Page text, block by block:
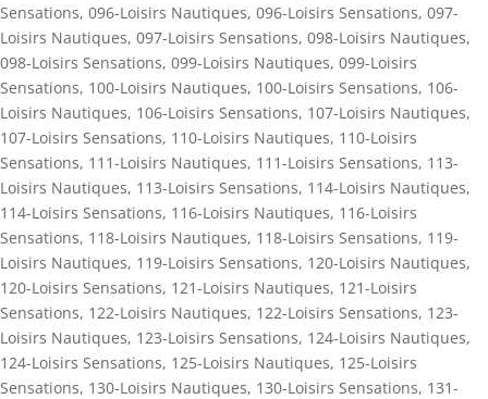
Sensations, 096-Loisirs Nautiques, 096-Loisirs Sensations, 097-
Loisirs Nautiques, 097-Loisirs Sensations, 098-Loisirs Nautiques,
098-Loisirs Sensations, 099-Loisirs Nautiques, 099-Loisirs
Sensations, 100-Loisirs Nautiques, 100-Loisirs Sensations, 106-
Loisirs Nautiques, 106-Loisirs Sensations, 107-Loisirs Nautiques,
107-Loisirs Sensations, 110-Loisirs Nautiques, 110-Loisirs
Sensations, 111-Loisirs Nautiques, 111-Loisirs Sensations, 113-
Loisirs Nautiques, 113-Loisirs Sensations, 114-Loisirs Nautiques,
114-Loisirs Sensations, 116-Loisirs Nautiques, 116-Loisirs
Sensations, 118-Loisirs Nautiques, 118-Loisirs Sensations, 119-
Loisirs Nautiques, 119-Loisirs Sensations, 120-Loisirs Nautiques,
120-Loisirs Sensations, 121-Loisirs Nautiques, 121-Loisirs
Sensations, 122-Loisirs Nautiques, 122-Loisirs Sensations, 123-
Loisirs Nautiques, 123-Loisirs Sensations, 124-Loisirs Nautiques,
124-Loisirs Sensations, 125-Loisirs Nautiques, 125-Loisirs
Sensations, 130-Loisirs Nautiques, 130-Loisirs Sensations, 131-